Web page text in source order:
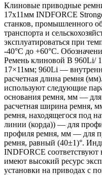
Клиновые приводные
17х11мм INDFORCE
станков, промышленного
транспорта и
эксплуатироваться при
-40°С до +60°С.
Ремень клиновой B 960Li/
17×11мм; 960Li —
расчетная длина ремня
используют следующие
основания ремня, мм —
расчетная ширина ремня,
ремня, находящегося под
линии (корда)) — для
профиля ремня, мм — для
ремня, равный (40±1)°.
INDFORCE
имеют высокий ресурс
установки на приводах с